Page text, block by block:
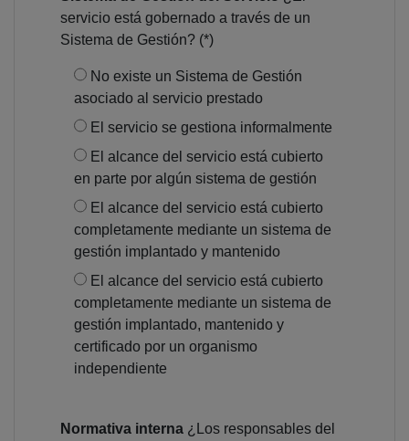
servicio está gobernado a través de un
Sistema de Gestión? (*)
No existe un Sistema de Gestión
asociado al servicio prestado
El servicio se gestiona informalmente
El alcance del servicio está cubierto
en parte por algún sistema de gestión
El alcance del servicio está cubierto
completamente mediante un sistema de
gestión implantado y mantenido
El alcance del servicio está cubierto
completamente mediante un sistema de
gestión implantado, mantenido y
certificado por un organismo
independiente
Normativa interna ¿Los responsables del